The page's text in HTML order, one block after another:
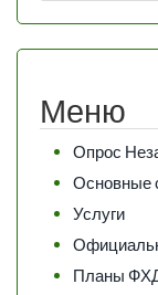
Меню
Опрос
Основные
Услуги
Планы